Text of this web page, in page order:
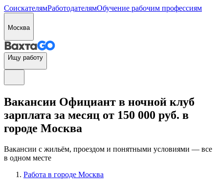
СоискателямРаботодателямОбучение рабочим профессиям
Москва
Ищу работу
Вакансии Официант в ночной клуб
зарплата за месяц от 150 000 руб. в
городе Москва
Вакансии с жильём, проездом и понятными условиями — все
в одном месте
Работа в городе Москва